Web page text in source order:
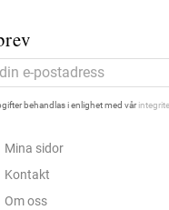
behandlas i enlighet med vår
Mina sidor
Kontakt
Om oss